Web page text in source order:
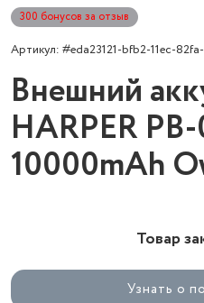
300 бонусов за отзыв
Артикул: #eda23121-bfb2-11ec-
Внешний
HARPER
10000mAh
Товар
Узнать о